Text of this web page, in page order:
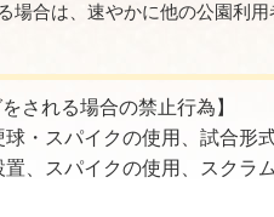
場合は、速やかに他の公園利
される場合の禁止行為】
・スパイクの使用、試合形
、スパイクの使用、スクラ